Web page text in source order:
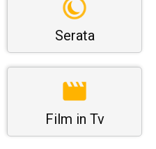
Serata
Film in Tv